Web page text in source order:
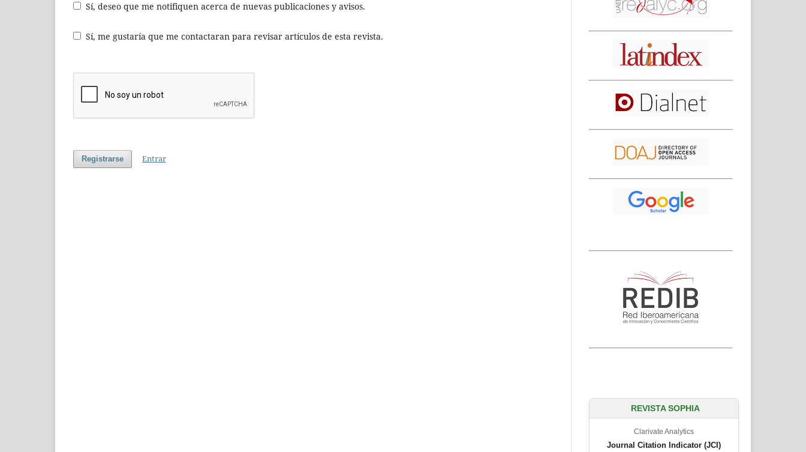
Sí, deseo que me notifiquen acerca de nuevas publicaciones y avisos.
Sí, me gustaría que me contactaran para revisar artículos de esta revista.
Registrarse Entrar
REVISTA SOPHIA
Clarivate Analytics
Journal Citation Indicator (JCI)